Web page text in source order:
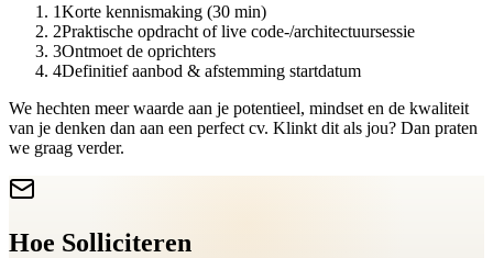
1Korte kennismaking (30 min)
2Praktische opdracht of live code-/architectuursessie
3Ontmoet de oprichters
4Definitief aanbod & afstemming startdatum
We hechten meer waarde aan je potentieel, mindset en de kwaliteit
van je denken dan aan een perfect cv. Klinkt dit als jou? Dan praten
we graag verder.
Hoe Solliciteren